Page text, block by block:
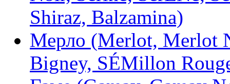
Shiraz, Balzamina)
Мерло (Merlot, Merlot
Bigney, SÉMillon